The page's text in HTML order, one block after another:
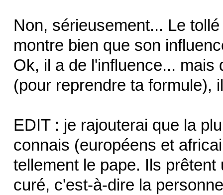
Non, sérieusement... Le
montre bien que son
Ok, il a de l'influence... mais
(pour reprendre ta formule),
EDIT : je rajouterai que la
connais (européens et
tellement le pape. Ils
curé, c'est-à-dire la